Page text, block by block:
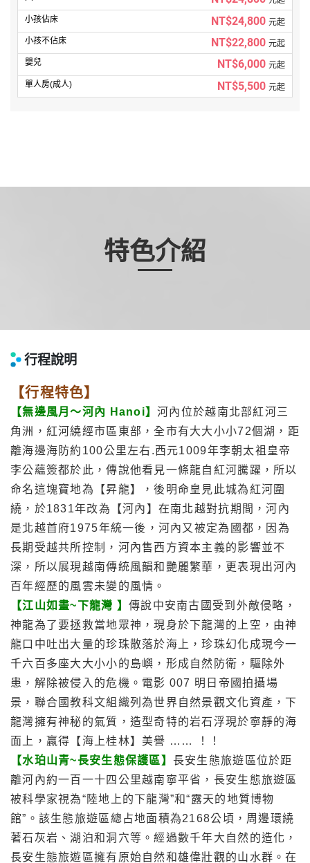
NT$24,800 元起
NT$22,800 元起
NT$6,000 元起
NT$5,500 元起
特色介紹
行程說明
【行程特色】
【無邊風月～河內 Hanoi】河內位於越南北部紅河三
角洲，紅河繞經市區東部，全市有大大小小72個湖，距
離海邊海防約100公里左右.西元1009年李朝太祖皇帝
李公蘊簽都於此，傳說他看見一條龍自紅河騰躍，所以
命名這塊寶地為【昇龍】，後明命皇見此城為紅河圍
繞，於1831年改為【河內】在南北越對抗期間，河內
是北越首府1975年統一後，河內又被定為國都，因為
長期受越共所控制，河內售西方資本主義的影響並不
深，所以展現越南傳統風韻和艷麗繁華，更表現出河內
百年經歷的風雲未變的風情。
【江山如畫~下龍灣 】傳說中安南古國受到外敵侵略，
神龍為了要拯救當地眾神，現身於下龍灣的上空，由神
龍口中吐出大量的珍珠散落於海上，珍珠幻化成現今一
千六百多座大大小小的島嶼，形成自然防衛，驅除外
患，解除被侵入的危機。電影 007 明日帝國拍攝場
景，聯合國教科文組織列為世界自然景觀文化資產，下
龍灣擁有神秘的氣質，造型奇特的岩石浮現於寧靜的海
面上，贏得【海上桂林】美譽 …… ！！
【水珀山青~長安生態保護區】 長安生態旅遊區位於距
離河內約一百一十四公里越南寧平省，長安生態旅遊區
被科學家視為“陸地上的下龍灣”和“露天的地質博物
館”。該生態旅遊區總占地面積為2168公頃，周邊環繞
著石灰岩、湖泊和洞穴等。經過數千年大自然的造化，
長安生態旅遊區擁有原始自然和雄偉壯觀的山水群。在